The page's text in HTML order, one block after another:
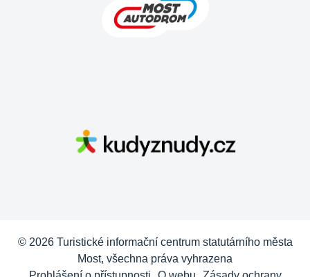
© 2026 Turistické informační centrum statutárního města
Most, všechna práva vyhrazena